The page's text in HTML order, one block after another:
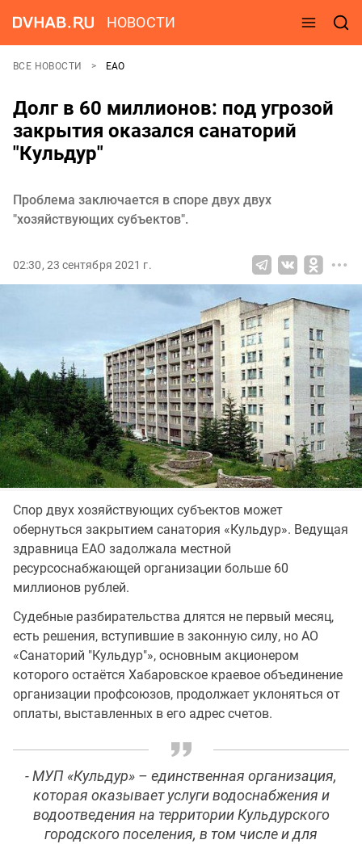
НОВОСТИ
ВСЕ НОВОСТИ ЕАО
Долг в 60 миллионов: под угрозой
закрытия оказался санаторий
"Кульдур"
Проблема заключается в споре двух двух
"хозяйствующих субъектов".
02:30, 23 сентября 2021 г.
Спор двух хозяйствующих субъектов может
обернуться закрытием санатория «Кульдур». Ведущая
здравница ЕАО задолжала местной
ресурсоснабжающей организации больше 60
миллионов рублей.
Судебные разбирательства длятся не первый месяц,
есть решения, вступившие в законную силу, но АО
«Санаторий "Кульдур"», основным акционером
которого остаётся Хабаровское краевое объединение
организации профсоюзов, продолжает уклоняться от
оплаты, выставленных в его адрес счетов.
- МУП «Кульдур» – единственная организация,
которая оказывает услуги водоснабжения и
водоотведения на территории Кульдурского
городского поселения, в том числе и для